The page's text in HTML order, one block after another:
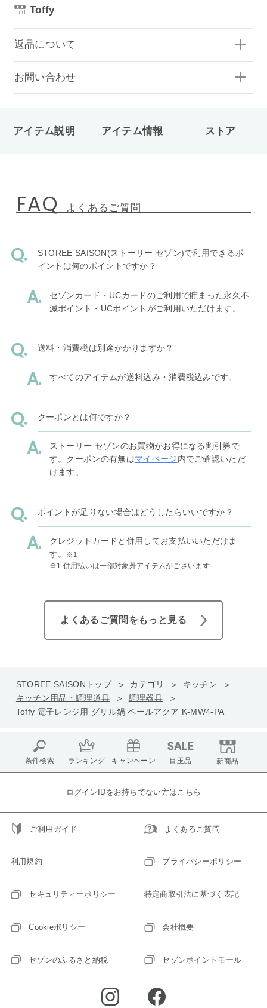
Toffy
返品について
お問い合わせ
アイテム説明 アイテム情報 ストア
FAQ よくあるご質問
STOREE SAISON(ストーリー セゾン)で利用できるポ
イントは何のポイントですか？
セゾンカード・UCカードのご利用で貯まった永久不
滅ポイント・UCポイントがご利用いただけます。
送料・消費税は別途かかりますか？
すべてのアイテムが送料込み・消費税込みです。
クーポンとは何ですか？
ストーリー セゾンのお買物がお得になる割引券で
す。クーポンの有無はマイページ内でご確認いただ
けます。
ポイントが足りない場合はどうしたらいいですか？
クレジットカードと併用してお支払いいただけま
す。
※1
※1 併用払いは一部対象外アイテムがございます
よくあるご質問をもっと見る
STOREE SAISONトップ カテゴリ
キッチン
キッチン用品・調理道具
調理器具
Toffy 電子レンジ用 グリル鍋 ペールアクア K-MW4-PA
条件検索 ランキング キャンペーン 目玉品 新商品
ログインIDをお持ちでない方はこちら
ご利用ガイド よくあるご質問
利用規約 プライバシーポリシー
セキュリティーポリシー 特定商取引法に基づく表記
Cookieポリシー 会社概要
セゾンのふるさと納税 セゾンポイントモール